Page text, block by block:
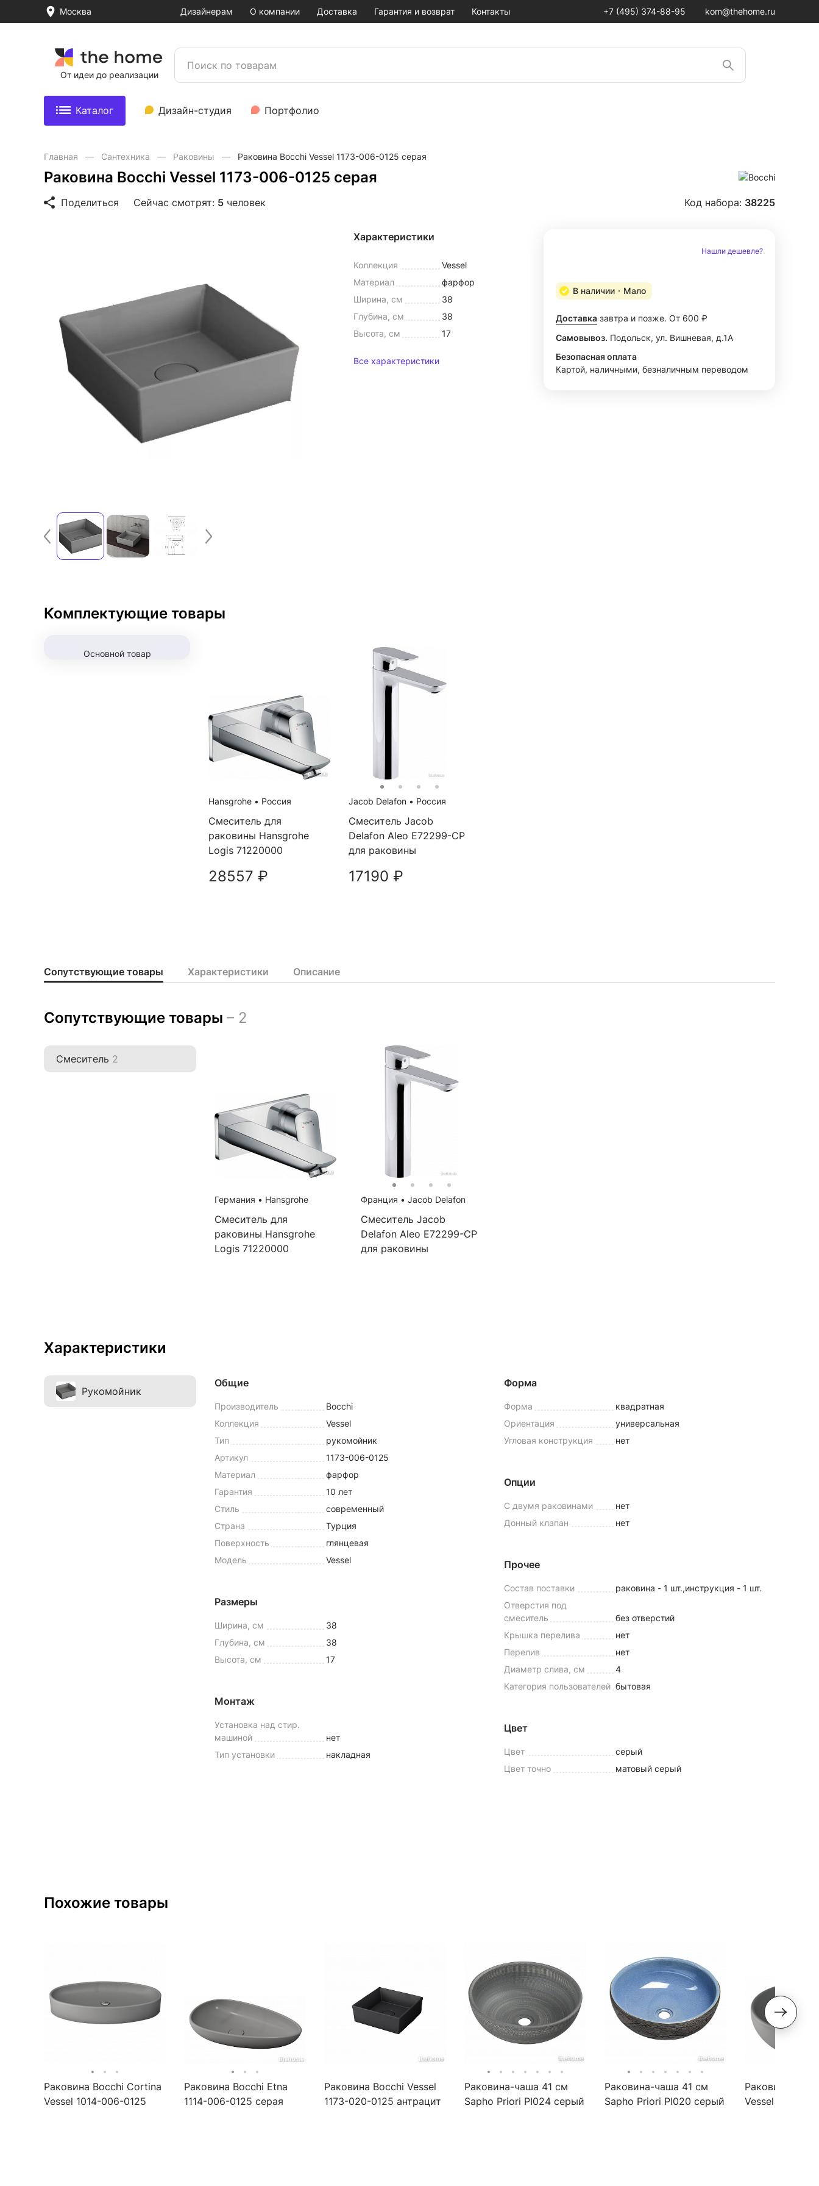
Москва Дизайнерам О компании Доставка Гарантия и возврат Контакты +7 (495) 374-88-95 kom@thehome.ru
От идеи до реализации
Каталог Дизайн-студия Портфолио
Главная Сантехника Раковины Раковина Bocchi Vessel 1173-006-0125 серая
Раковина Bocchi Vessel 1173-006-0125 серая
Поделиться Сейчас смотрят: 5 человек Код набора: 38225
Характеристики
Коллекция
Vessel
Материал
фарфор
Ширина, см
38
Глубина, см
38
Высота, см
17
Все характеристики
Нашли дешевле?
В наличии Мало
Доставка завтра и позже. От 600 ₽
Самовывоз. Подольск, ул. Вишневая, д.1А
Безопасная оплата
Картой, наличными, безналичным переводом
Комплектующие товары
Основной товар
Hansgrohe • Россия
Смеситель для
раковины Hansgrohe
Logis 71220000
28557 ₽
Jacob Delafon • Россия
Смеситель Jacob
Delafon Aleo E72299-CP
для раковины
17190 ₽
Сопутствующие товары Характеристики Описание
Сопутствующие товары – 2
Смеситель 2
Германия • Hansgrohe
Смеситель для
раковины Hansgrohe
Logis 71220000
Франция • Jacob Delafon
Смеситель Jacob
Delafon Aleo E72299-CP
для раковины
Характеристики
Рукомойник
Общие
Производитель
Bocchi
Коллекция
Vessel
Тип
рукомойник
Артикул
1173-006-0125
Материал
фарфор
Гарантия
10 лет
Стиль
современный
Страна
Турция
Поверхность
глянцевая
Модель
Vessel
Размеры
Ширина, см
38
Глубина, см
38
Высота, см
17
Монтаж
Установка над стир.
машиной
нет
Тип установки
накладная
Форма
Форма
квадратная
Ориентация
универсальная
Угловая конструкция
нет
Опции
С двумя раковинами
нет
Донный клапан
нет
Прочее
Состав поставки
раковина - 1 шт.,инструкция - 1 шт.
Отверстия под
смеситель
без отверстий
Крышка перелива
нет
Перелив
нет
Диаметр слива, см
4
Категория пользователей бытовая
Цвет
Цвет
серый
Цвет точно
матовый серый
Похожие товары
Раковина Bocchi Cortina
Vessel 1014-006-0125
Раковина Bocchi Etna
1114-006-0125 серая
Раковина Bocchi Vessel
1173-020-0125 антрацит
Раковина-чаша 41 см
Sapho Priori PI024 серый
Раковина-чаша 41 см
Sapho Priori PI020 серый
Раковина
Vessel 1119-